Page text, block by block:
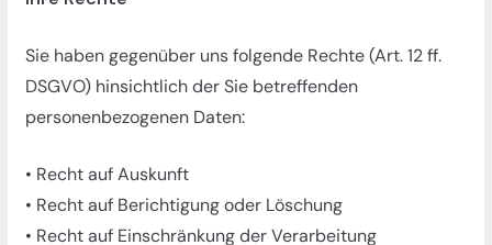
Sie haben gegenüber uns folgende Rechte (Art. 12 ff.
DSGVO) hinsichtlich der Sie betreffenden
personenbezogenen Daten:
• Recht auf Auskunft
• Recht auf Berichtigung oder Löschung
• Recht auf Einschränkung der Verarbeitung